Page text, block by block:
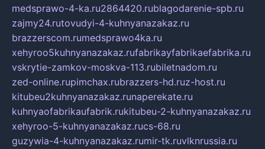
medsprawo-4-ka.ru2864420.rublagodarenie-spb.ru
zajmy24.rutovudyi-4-kuhnyanazakaz.ru
brazzerscom.rumedsprawo4ka.ru
xehyroo5kuhnyanazakaz.rufabrikayfabrikaefabrika.ru
vskrytie-zamkov-moskva-113.rubiletnadom.ru
zed-online.rupimchax.rubrazzers-hd.ruz-host.ru
kitubeu2kuhnyanazakaz.runaperekate.ru
kuhnyaofabrikaufabrik.rukitubeu-2-kuhnyanazakaz.ru
xehyroo-5-kuhnyanazakaz.rucs-68.ru
guzywia-4-kuhnyanazakaz.rumir-tk.ruvlknrussia.ru